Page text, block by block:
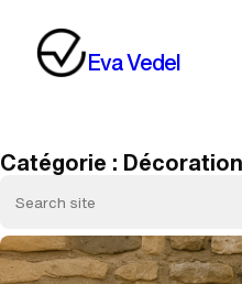
contenu
Eva Vedel
Catégorie :